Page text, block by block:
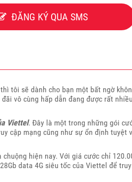
ĐĂNG KÝ QUA SMS
tôi sẽ dành cho bạn một bất ngờ
vô cùng hấp dẫn đang được rất
Viettel. Đây là một trong những gói
cập mạng cũng như sự ổn định tuyệt
hiện nay. Với giá cước chỉ
data 4G siêu tốc của Viettel để truy